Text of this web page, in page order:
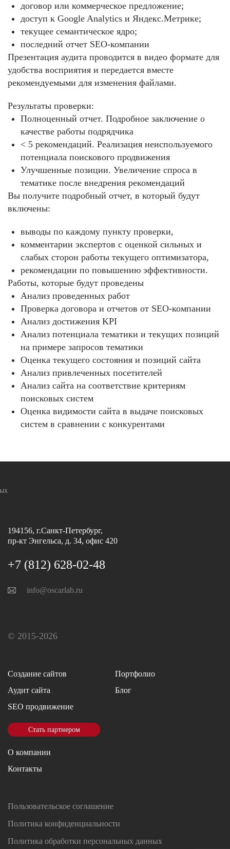
договор или коммерческое предложение;
доступ к Google Analytics и Яндекс.Метрике;
текущее семантическое ядро;
последний отчет SEO-компании
Презентация аудита проводится в видео формате для
удобства восприятия и передается вместе
рекомендуемыми для изменения файлами.
Результаты проверки:
Полноценный отчет. Подробное заключение о
качестве работы подрядчика
< 5 рекомендаций. Реализация неиспользуемого
потенциала поискового продвижения
Улучшенные позиции. Увеличение спроса в
тематике после внедрения рекомендаций
Вы получите подробный отчет, в который будут
включены:
выводы по каждому пункту проверки,
комментарии экспертов с оценкой сильных и
слабых сторон работы текущего оптимизатора,
рекомендации по повышению эффективности.
Работы, которые будут проведены
Анализ проведенных работ
Проверка договора и отчетов от SEO-компании
Анализ достижения KPI
Анализ потенциала тематики и текущих позиций
на примере запросов тематики
Оценка текущего состояния и позиций сайта
Анализ привлеченных посетителей
Анализ сайта на соответствие критериям
поисковых систем
Оценка видимости сайта в выдаче поисковых
систем в сравнении с конкурентами
194156, г.Санкт-Петербург,
пр-кт Энгельса, д. 34, офис 420
+7 (812) 628-02-48
info@oscarlab.ru
© 2015-2026
Создание сайтов
Аудит сайта
SEO продвижение
Стать партнером
Портфолио
Блог
О компании
Контакты
Пользовательское соглашение
Политика конфиденциальности
Политика обработки персональных данных